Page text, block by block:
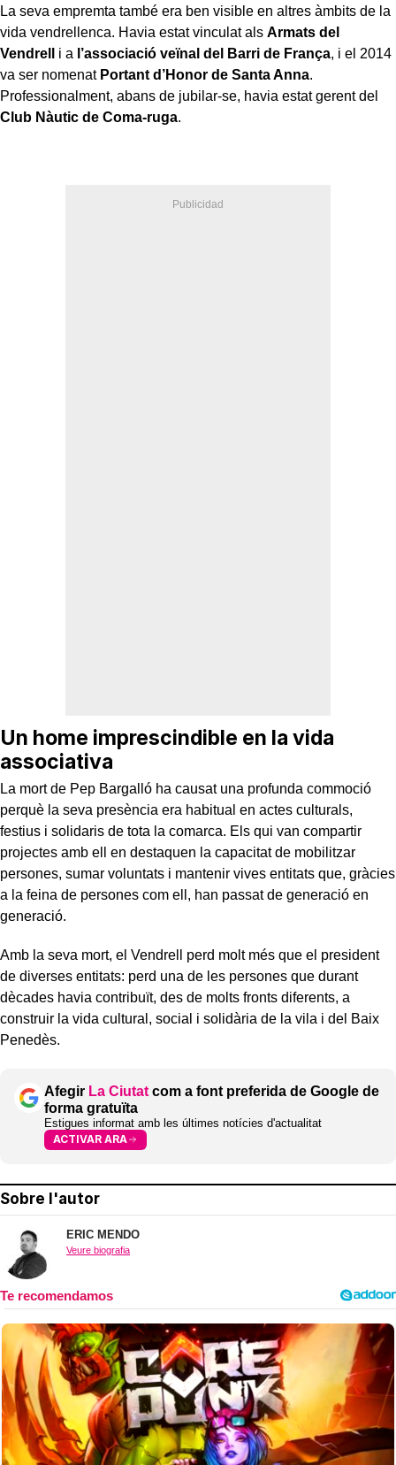
La seva empremta també era ben visible en altres àmbits de la
vida vendrellenca. Havia estat vinculat als Armats del
Vendrell
i a l’associació veïnal del Barri de França, i el 2014
va ser nomenat Portant d’Honor de Santa Anna.
Professionalment, abans de jubilar-se, havia estat gerent del
Club Nàutic de Coma-ruga.
Un home imprescindible en la vida
associativa
La mort de Pep Bargalló ha causat una profunda commoció
perquè la seva presència era habitual en actes culturals,
festius i solidaris de tota la comarca. Els qui van compartir
projectes amb ell en destaquen la capacitat de mobilitzar
persones, sumar voluntats i mantenir vives entitats que, gràcies
a la feina de persones com ell, han passat de generació en
generació.
Amb la seva mort, el Vendrell perd molt més que el president
de diverses entitats: perd una de les persones que durant
dècades havia contribuït, des de molts fronts diferents, a
construir la vida cultural, social i solidària de la vila i del Baix
Penedès.
Afegir La Ciutat com a font preferida de Google de
forma gratuïta
Estigues informat amb les últimes notícies d'actualitat
ACTIVAR ARA
Sobre l'autor
ERIC MENDO
Veure biografia